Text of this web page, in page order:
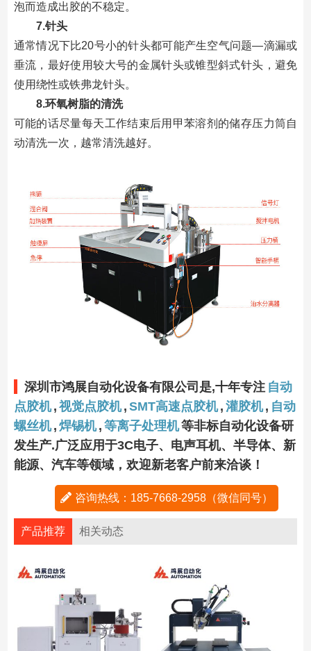
泡而造成出胶的不稳定。
7.针头
通常情况下比20号小的针头都可能产生空气问题—滴漏或
垂流，最好使用较大号的金属针头或锥型斜式针头，避免
使用绕性或铁弗龙针头。
8.环氧树脂的清洗
可能的话尽量每天工作结束后用甲苯溶剂的储存压力筒自
动清洗一次，越常清洗越好。
深圳市鸿展自动化设备有限公司是,十年专注 自动
点胶机 , 视觉点胶机 , SMT高速点胶机 , 灌胶机 , 自动
螺丝机 , 焊锡机 , 等离子处理机等非标自动化设备研
发生产.广泛应用于3C电子、电声耳机、半导体、新
能源、汽车等领域，欢迎新老客户前来洽谈！
咨询热线：185-7668-2958（微信同号）
产品推荐 相关动态